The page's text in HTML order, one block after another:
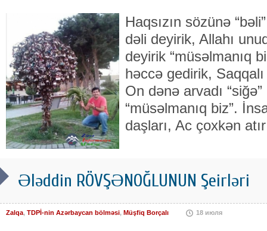
Haqsızın sözünə
dəli deyirik, Allahı
deyirik “müsəlmanıq
həccə gedirik,
On dənə arvadı
“müsəlmanıq biz”.
daşları, Ac çoxkən
Ələddin RÖVŞƏNOĞLUNUN Şeirləri
Zalqa, TDPİ-nin Azərbaycan bölməsi, Müşfiq Borçalı 18 июля